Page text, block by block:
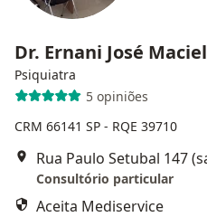
Dr. Ernani José Maciel
Psiquiatra
5 opiniões
CRM 66141 SP - RQE 39710
Consultório particular
Aceita Mediservice